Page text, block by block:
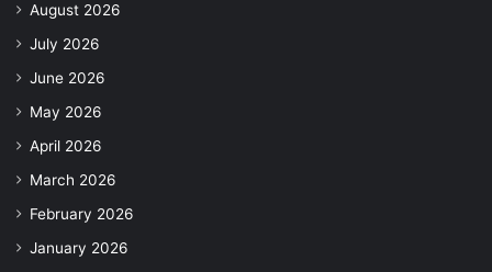
August 2026
July 2026
June 2026
May 2026
April 2026
March 2026
February 2026
January 2026